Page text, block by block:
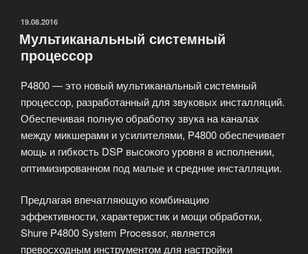
Studiophile
SP-
D2»
ОПУБЛИКОВАНО
19.08.2016
Мультиканальный системный
процессор
P4800 — это новый мультиканальный системный
процессор, разработанный для звуковых инсталляций.
Обеспечивая полную обработку звука на каналах
между микшерами и усилителями, P4800 обеспечивает
мощь и гибкость DSP высокого уровня в исполнении,
оптимизированном под малые и средние инсталляции.
Предлагая впечатляющую комбинацию
эффективности, характеристик и мощи обработки,
Shure P4800 System Processor, является
превосходным инструментом для настройки